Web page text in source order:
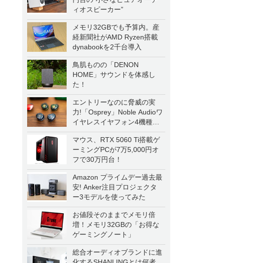
ィオスピーカー”
メモリ32GBでも予算内。産
経新聞社がAMD Ryzen搭載
dynabookを2千台導入
鳥肌ものの「DENON
HOME」サウンドを体感し
た！
エントリーなのに脅威の実
力!「Osprey」Noble Audioワ
イヤレスイヤフォン4機種を
一気に聴く
マウス、RTX 5060 Ti搭載ゲ
ーミングPCが7万5,000円オ
フで30万円台！
Amazon プライムデー過去最
安! Anker注目プロジェクタ
ー3モデルを使ってみた
お値段そのままでメモリ倍
増！メモリ32GBの「お得な
ゲーミングノート」
総合オーディオブランドに進